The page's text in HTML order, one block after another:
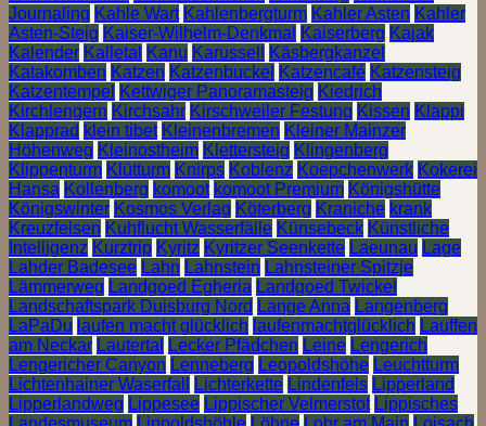
Journaling Kahle Wart Kahlenbergturm Kahler Asten Kahler
Asten-Steig Kaiser-Wilhelm-Denkmal Kaiserberg Kajak
Kalender Kalletal Kanu Karussell
Käsbergkanzel
Katakomben Katzen Katzenbuckel Katzencafé Katzensteig
Katzentempel Kettwiger Panoramasteig Kiedrich
Kirchlengern Kirchsahr Kirschweiler Festung Kissen Klappi
Klapprad klein tibet Kleinenbremen Kleiner Mainzer
Höhenweg Kleinostheim Klettersteig Klingenberg
Klippenturm Klütturm Knirps Koblenz Koepchenwerk Kokerei
Hansa Kollenberg komoot komoot Premium Königshütte
Königswinter Kosmos Verlag Köterberg Kraniche krank
Kreuzfelsen Kuhflucht Wasserfälle Künsebeck Künstliche
Intelligenz Kurztrip Kyritz Kyritzer Seenkette Laeunau Lage
Lahder Badesee Lahn Lahnstein Lahnsteiner Spitzje
Lämmerweg Landgoed Egheria Landgoed Twickel
Landschaftspark Duisburg Nord Lange Anna Langenberg
LaPaDu laufen macht glücklich laufenmachtglücklich Lauffen
am Neckar Lautertal Lecker Pfädchen Leine Lengerich
Lengericher Canyon Lenneberg Leopoldshöhe Leuchtturm
Lichtenhainer Waserfall
Lichterkette Lindenfels Lipperland
Lipperlandweg Lippesee Lippischer Velmerstot Lippisches